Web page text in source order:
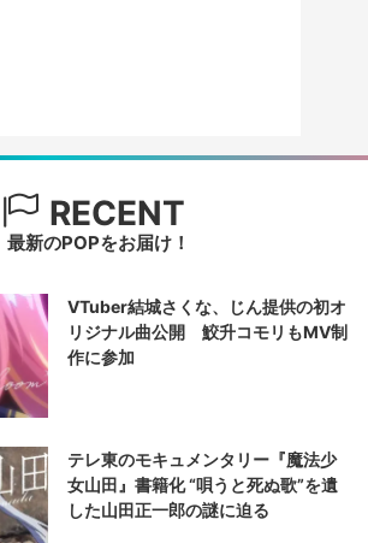
RECENT
最新のPOPをお届け！
VTuber結城さくな、じん提供の初オ
リジナル曲公開 鮫升コモリもMV制
作に参加
テレ東のモキュメンタリー『魔法少
女山田』書籍化 “唄うと死ぬ歌”を遺
した山田正一郎の謎に迫る